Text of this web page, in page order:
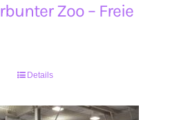
Zoo – Freie
Details